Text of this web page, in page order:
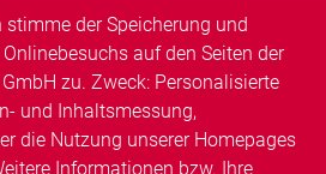
der Speicherung und
auf den Seiten der
GmbH zu. Zweck: Personalisierte
und Inhaltsmessung,
die Nutzung unserer Homepages
Informationen bzw. Ihre